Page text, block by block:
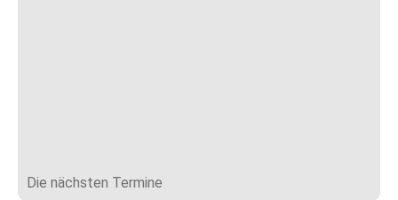
Die nächsten Termine